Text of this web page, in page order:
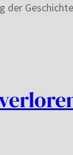
der